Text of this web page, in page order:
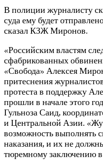
В полиции журналисту
суда ему будет
сказал КЗЖ Миронов.
«Российским властям
сфабрикованных
«Свобода» Алексея
притеснения
протеста в поддержку
прошли в начале этого
Гульноза Саид,
и Центральной Азии.
возможность выполнять
наказания, и их не
тюремному заключению в